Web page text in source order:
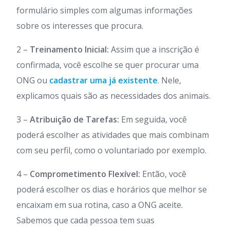
formulário simples com algumas informações
sobre os interesses que procura.
2 – Treinamento Inicial: Assim que a inscrição é
confirmada, você escolhe se quer procurar uma
ONG ou cadastrar uma já existente. Nele,
explicamos quais são as necessidades dos animais.
3 – Atribuição de Tarefas: Em seguida, você
poderá escolher as atividades que mais combinam
com seu perfil, como o voluntariado por exemplo.
4 – Comprometimento Flexível: Então, você
poderá escolher os dias e horários que melhor se
encaixam em sua rotina, caso a ONG aceite.
Sabemos que cada pessoa tem suas